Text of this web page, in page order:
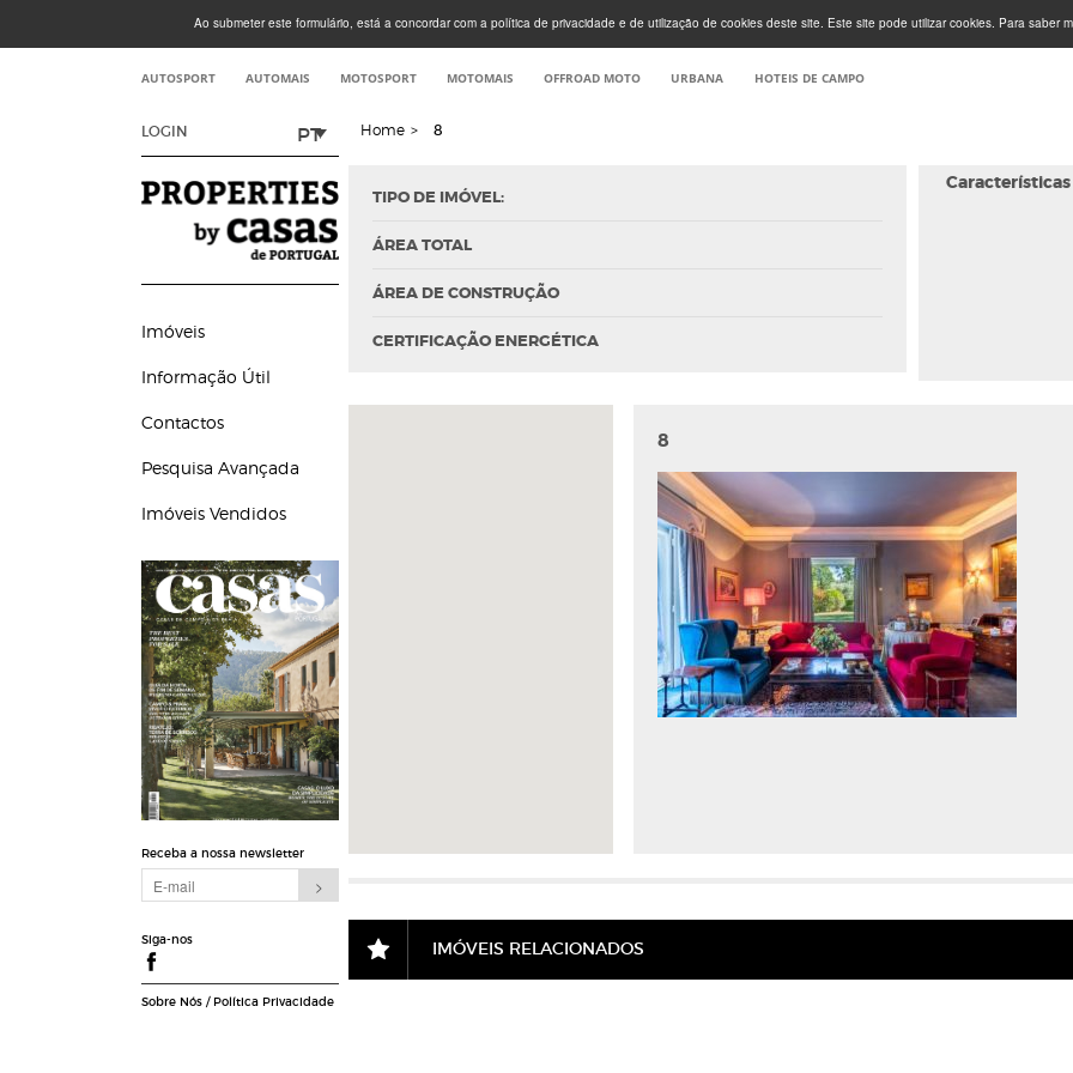
Ao submeter este formulário, está a concordar com a política de privacidade e de utilização de cookies deste site. Este site pode utilizar cookies. Para saber
AUTOSPORT AUTOMAIS MOTOSPORT MOTOMAIS OFFROAD MOTO URBANA HOTEIS DE CAMPO
LOGIN PT
Imóveis
Informação Útil
Contactos
Pesquisa Avançada
Imóveis Vendidos
Receba a nossa newsletter
Siga-nos
Sobre Nós/ Política Privacidade
Home > 8
TIPO DE IMÓVEL:
ÁREA TOTAL
ÁREA DE CONSTRUÇÃO
CERTIFICAÇÃO ENERGÉTICA
Características
8
IMÓVEIS RELACIONADOS